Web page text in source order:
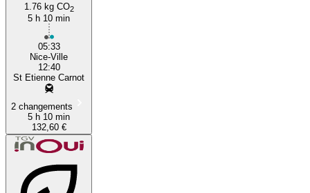
1.76 kg CO2
5 h 10 min
05:33
Nice-Ville
12:40
St Etienne Carnot
2 changements
5 h 10 min
132,60 €